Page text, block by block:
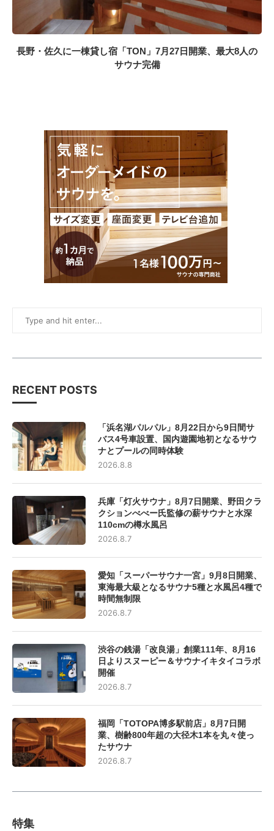
長野・佐久に一棟貸し宿「TON」7月27日開業、最大8人の
サウナ完備
RECENT POSTS
「浜名湖パルパル」8月22日から9日間サ
バス4号車設置、国内遊園地初となるサウ
ナとプールの同時体験
2026.8.8
兵庫「灯火サウナ」8月7日開業、野田クラ
クションべべー氏監修の薪サウナと水深
110cmの樽水風呂
2026.8.7
愛知「スーパーサウナ一宮」9月8日開業、
東海最大級となるサウナ5種と水風呂4種で
時間無制限
2026.8.7
渋谷の銭湯「改良湯」創業111年、8月16
日よりスヌーピー＆サウナイキタイコラボ
開催
2026.8.7
福岡「TOTOPA博多駅前店」8月7日開
業、樹齢800年超の大径木1本を丸々使っ
たサウナ
2026.8.7
特集